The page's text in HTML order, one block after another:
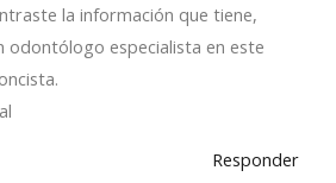
la información que tiene,
odontólogo especialista en este
Responder